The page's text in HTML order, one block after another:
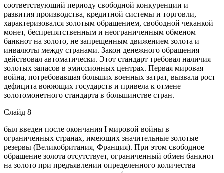
соответствующий периоду свободной конкуренции и
развития производства, кредитной системы и торговли,
характеризовался золотым обращением, свободной чеканкой
монет, беспрепятственным и неограниченным обменом
банкнот на золото, не запрещенным движением золота и
инвалюты между странами. Закон денежного обращения
действовал автоматически. Этот стандарт требовал наличия
золотых запасов в эмиссионных центрах. Первая мировая
война, потребовавшая больших военных затрат, вызвала рост
дефицита воюющих государств и привела к отмене
золотомонетного стандарта в большинстве стран.
Слайд 8
был введен после окончания I мировой войны в
ограниченных странах, имеющих значительные золотые
резервы (Великобритания, Франция). При этом свободное
обращение золота отсутствует, ограниченный обмен банкнот
на золото при предъявлении определенного количества